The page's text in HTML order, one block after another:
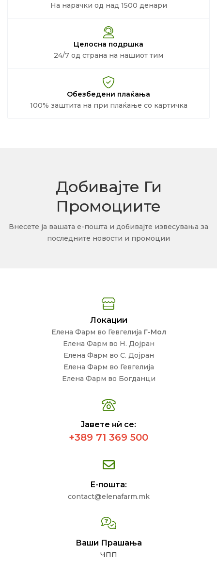
На нарачки од над 1500 денари
Целосна подршка
24/7 од страна на нашиот тим
Обезбедени плаќања
100% заштита на при плаќање со картичка
Добивајте Ги
Промоциите
Внесете ја вашата е-пошта и добивајте извесувања за
последните новости и промоции
Локации
Елена Фарм во Гевгелија Г-Мол
Елена Фарм во Н. Дојран
Елена Фарм во С. Дојран
Елена Фарм во Гевгелија
Елена Фарм во Богданци
Јавете нѝ се:
+389 71 369 500
Е-пошта:
contact@elenafarm.mk
Ваши Прашања
ЧПП